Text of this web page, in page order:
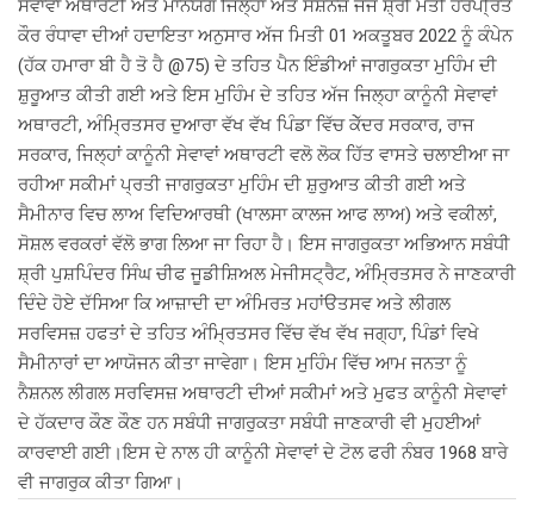
ਸੇਵਾਵਾਂ ਅਥਾਰਟੀ ਅਤੇ ਮਾਨਯੋਗ ਜਿਲ੍ਹਾ ਅਤੇ ਸੇਸ਼ਨਜ਼ ਜੱਜ ਸ਼੍ਰੀ ਮਤੀ ਹਰਪੀ੍ਰਤ
ਕੌਰ ਰੰਧਾਵਾ ਦੀਆਂ ਹਦਾਇਤਾ ਅਨੁਸਾਰ ਅੱਜ ਮਿਤੀ 01 ਅਕਤੂਬਰ 2022 ਨੂੰ ਕੰਪੇਨ
(ਹੱਕ ਹਮਾਰਾ ਬੀ ਹੈ ਤੋ ਹੈ @75) ਦੇ ਤਹਿਤ ਪੈਨ ਇੰਡੀਆਂ ਜਾਗਰੁਕਤਾ ਮੁਹਿੰਮ ਦੀ
ਸ਼ੁਰੂਆਤ ਕੀਤੀ ਗਈ ਅਤੇ ਇਸ ਮੁਹਿੰਮ ਦੇ ਤਹਿਤ ਅੱਜ ਜਿਲ੍ਹਾ ਕਾਨੂੰਨੀ ਸੇਵਾਵਾਂ
ਅਥਾਰਟੀ, ਅੰਮ੍ਰਿਤਸਰ ਦੁਆਰਾ ਵੱਖ ਵੱਖ ਪਿੰਡਾ ਵਿੱਚ ਕੇੱਦਰ ਸਰਕਾਰ, ਰਾਜ
ਸਰਕਾਰ, ਜਿਲ੍ਹਾਂ ਕਾਨੂੰਨੀ ਸੇਵਾਵਾਂ ਅਥਾਰਟੀ ਵਲੋ ਲੋਕ ਹਿੱਤ ਵਾਸਤੇ ਚਲਾਈਆ ਜਾ
ਰਹੀਆ ਸਕੀਮਾਂ ਪ੍ਰਤੀ ਜਾਗਰੁਕਤਾ ਮੁਹਿੰਮ ਦੀ ਸ਼ੁਰੁਆਤ ਕੀਤੀ ਗਈ ਅਤੇ
ਸੈਮੀਨਾਰ ਵਿਚ ਲਾਅ ਵਿਦਿਆਰਥੀ (ਖਾਲਸਾ ਕਾਲਜ ਆਫ ਲਾਅ) ਅਤੇ ਵਕੀਲਾਂ,
ਸੋਸ਼ਲ ਵਰਕਰਾਂ ਵੱਲੋ ਭਾਗ ਲਿਆ ਜਾ ਰਿਹਾ ਹੈ। ਇਸ ਜਾਗਰੁਕਤਾ ਅਭਿਆਨ ਸਬੰਧੀ
ਸ਼੍ਰੀ ਪੁਸ਼ਪਿੰਦਰ ਸਿੰਘ ਚੀਫ ਜੂਡੀਸ਼ਿਅਲ ਮੇਜੀਸਟ੍ਰੈਟ, ਅੰਮ੍ਰਿਤਸਰ ਨੇ ਜਾਣਕਾਰੀ
ਦਿੰਦੇ ਹੋਏ ਦੱਸਿਆ ਕਿ ਆਜ਼ਾਦੀ ਦਾ ਅੰਮਿਰਤ ਮਹਾਂੳਤਸਵ ਅਤੇ ਲੀਗਲ
ਸਰਵਿਸਜ਼ ਹਫਤਾਂ ਦੇ ਤਹਿਤ ਅੰਮ੍ਰਿਤਸਰ ਵਿੱਚ ਵੱਖ ਵੱਖ ਜਗ੍ਹਾ, ਪਿੰਡਾਂ ਵਿਖੇ
ਸੈਮੀਨਾਰਾਂ ਦਾ ਆਯੋਜਨ ਕੀਤਾ ਜਾਵੇਗਾ। ਇਸ ਮੁਹਿੰਮ ਵਿੱਚ ਆਮ ਜਨਤਾ ਨੂੰ
ਨੈਸ਼ਨਲ ਲੀਗਲ ਸਰਵਿਸਜ਼ ਅਥਾਰਟੀ ਦੀਆਂ ਸਕੀਮਾਂ ਅਤੇ ਮੁਫਤ ਕਾਨੂੰਨੀ ਸੇਵਾਵਾਂ
ਦੇ ਹੱਕਦਾਰ ਕੌਣ ਕੌਣ ਹਨ ਸਬੰਧੀ ਜਾਗਰੁਕਤਾ ਸਬੰਧੀ ਜਾਣਕਾਰੀ ਵੀ ਮੁਹਈਆਂ
ਕਾਰਵਾਈ ਗਈ।ਇਸ ਦੇ ਨਾਲ ਹੀ ਕਾਨੂੰਨੀ ਸੇਵਾਵਾਂ ਦੇ ਟੋਲ ਫਰੀ ਨੰਬਰ 1968 ਬਾਰੇ
ਵੀ ਜਾਗਰੁਕ ਕੀਤਾ ਗਿਆ।